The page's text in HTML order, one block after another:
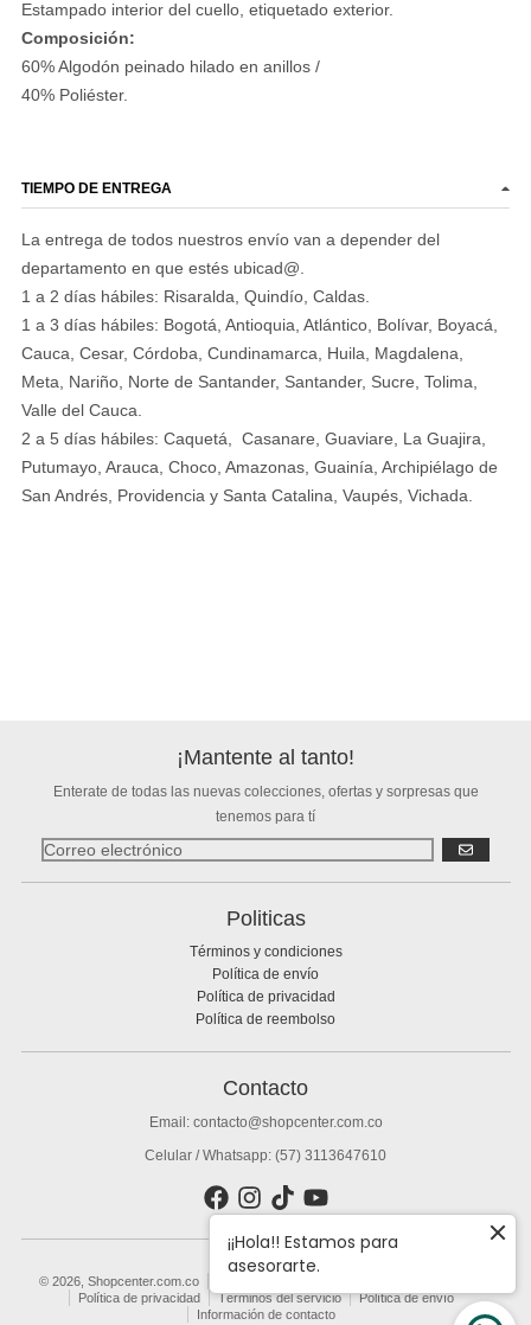
Estampado interior del cuello, etiquetado exterior.
Composición:
60% Algodón peinado hilado en anillos /
40% Poliéster.
TIEMPO DE ENTREGA
La entrega de todos nuestros envío van a depender del
departamento en que estés ubicad@.
1 a 2 días hábiles: Risaralda, Quindío, Caldas.
1 a 3 días hábiles: Bogotá, Antioquia, Atlántico, Bolívar, Boyacá,
Cauca, Cesar, Córdoba, Cundinamarca, Huila, Magdalena,
Meta, Nariño, Norte de Santander, Santander, Sucre, Tolima,
Valle del Cauca.
2 a 5 días hábiles: Caquetá, Casanare, Guaviare, La Guajira,
Putumayo, Arauca, Choco, Amazonas, Guainía, Archipiélago de
San Andrés, Providencia y Santa Catalina, Vaupés, Vichada.
¡Mantente al tanto!
Enterate de todas las nuevas colecciones, ofertas y sorpresas que
tenemos para tí
Politicas
Términos y condiciones
Política de envío
Política de privacidad
Política de reembolso
Contacto
Email: contacto@shopcenter.com.co
Celular / Whatsapp: (57) 3113647610
© 2026, Shopcenter.com.co
Política de privacidad
Términos del servicio
Política de envío
Información de contacto
¡¡Hola!! Estamos para
asesorarte.